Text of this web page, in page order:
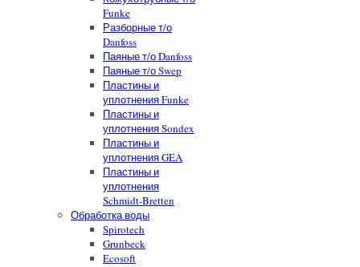
Funke
Разборные т/о
Danfoss
Паяные т/о Danfoss
Паяные т/о Swep
Пластины и
уплотнения Funke
Пластины и
уплотнения Sondex
Пластины и
уплотнения GEA
Пластины и
уплотнения
Schmidt-Bretten
Обработка воды
Spirotech
Grunbeck
Ecosoft